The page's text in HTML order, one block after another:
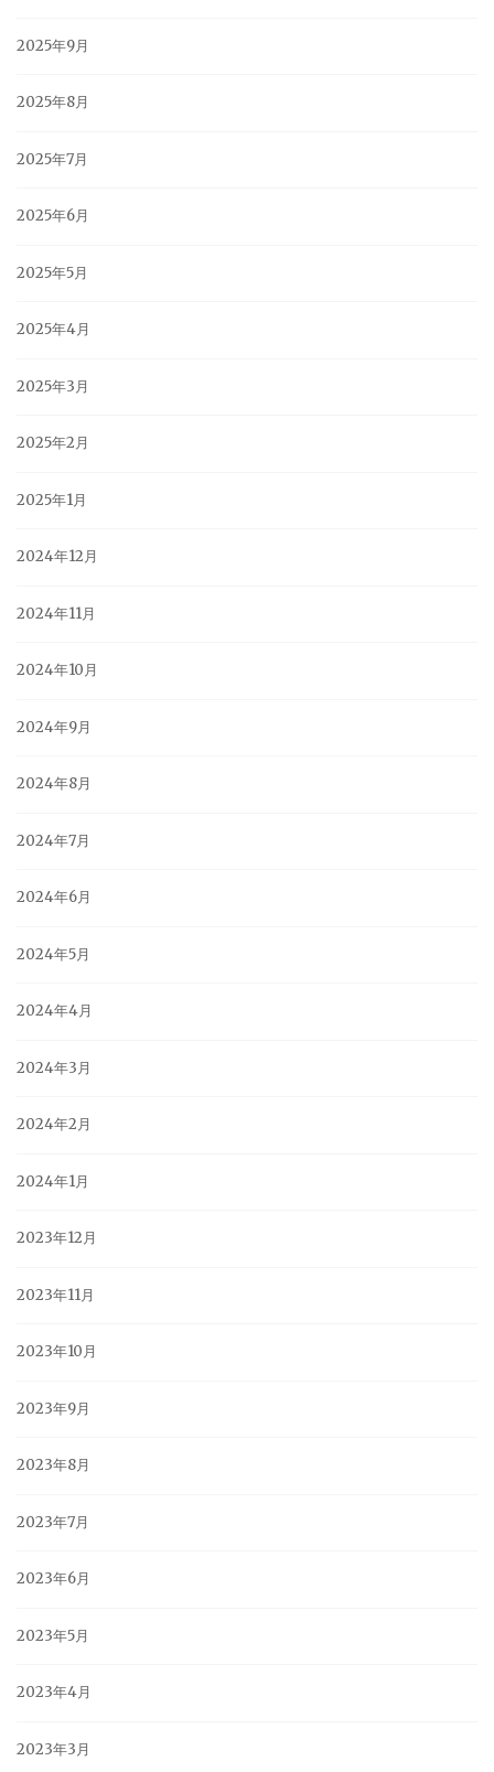
2025年9月
2025年8月
2025年7月
2025年6月
2025年5月
2025年4月
2025年3月
2025年2月
2025年1月
2024年12月
2024年11月
2024年10月
2024年9月
2024年8月
2024年7月
2024年6月
2024年5月
2024年4月
2024年3月
2024年2月
2024年1月
2023年12月
2023年11月
2023年10月
2023年9月
2023年8月
2023年7月
2023年6月
2023年5月
2023年4月
2023年3月